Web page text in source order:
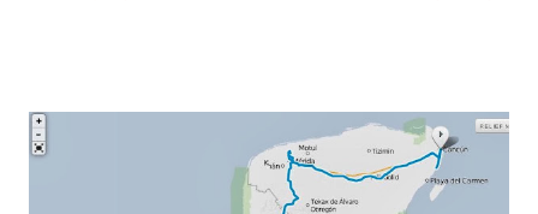
zmarłymi. Czasem przynoszą gitary, bywa że do grobu -
domku z drzwiami i oknami - przychodzi cała kapela. W
ostateczności można zawsze włączyć mp3 z komórki. Jeśli